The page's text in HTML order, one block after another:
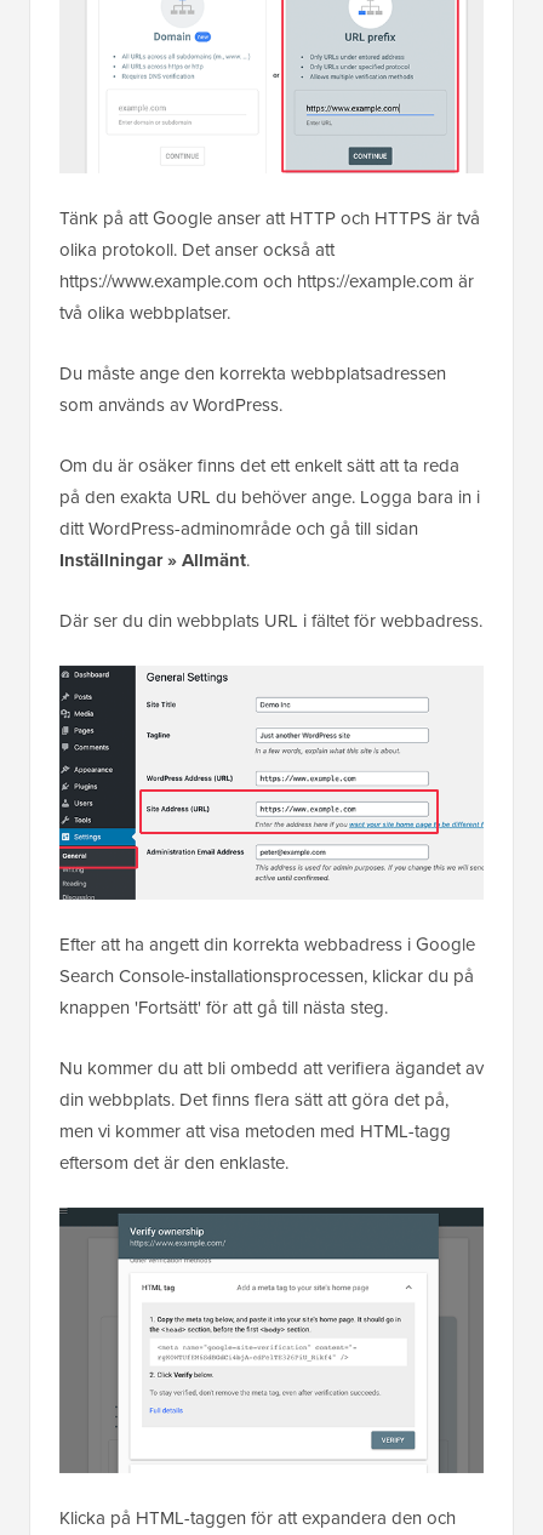
Tänk på att Google anser att HTTP och HTTPS är två
olika protokoll. Det anser också att
https://www.example.com och https://example.com är
två olika webbplatser.
Du måste ange den korrekta webbplatsadressen
som används av WordPress.
Om du är osäker finns det ett enkelt sätt att ta reda
på den exakta URL du behöver ange. Logga bara in i
ditt WordPress-adminområde och gå till sidan
Inställningar » Allmänt.
Där ser du din webbplats URL i fältet för webbadress.
Efter att ha angett din korrekta webbadress i Google
Search Console-installationsprocessen, klickar du på
knappen 'Fortsätt' för att gå till nästa steg.
Nu kommer du att bli ombedd att verifiera ägandet av
din webbplats. Det finns flera sätt att göra det på,
men vi kommer att visa metoden med HTML-tagg
eftersom det är den enklaste.
Klicka på HTML-taggen för att expandera den och